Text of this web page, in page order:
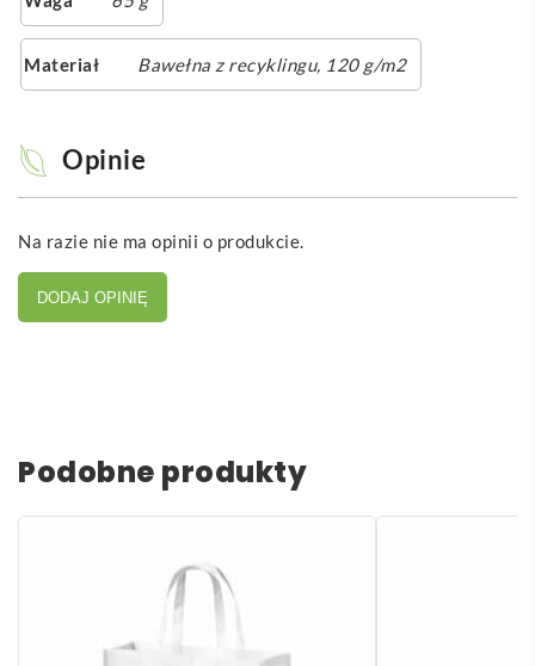
Materiał Bawełna z recyklingu, 120 g/m2
Opinie
Na razie nie ma opinii o produkcie.
DODAJ OPINIĘ
Podobne produkty